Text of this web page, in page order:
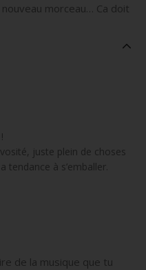
morceau… Ca doit
juste plein de choses
tendance à s’emballer.
de la musique que tu